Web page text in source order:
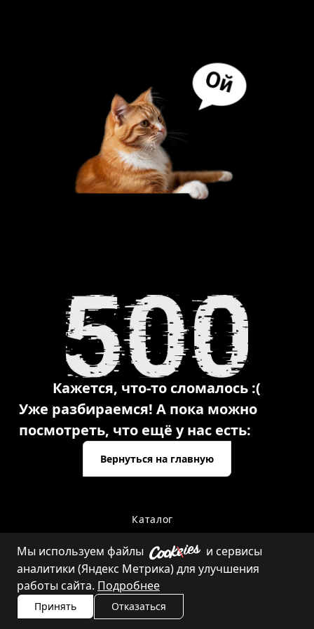
Кажется, что-то сломалось :(
Уже разбираемся! А пока можно
посмотреть, что ещё у нас есть:
Вернуться на главную
Каталог
Контакты
Мы используем файлы
и сервисы
аналитики (Яндекс Метрика) для улучшения
работы сайта. Подробнее
Принять Отказаться